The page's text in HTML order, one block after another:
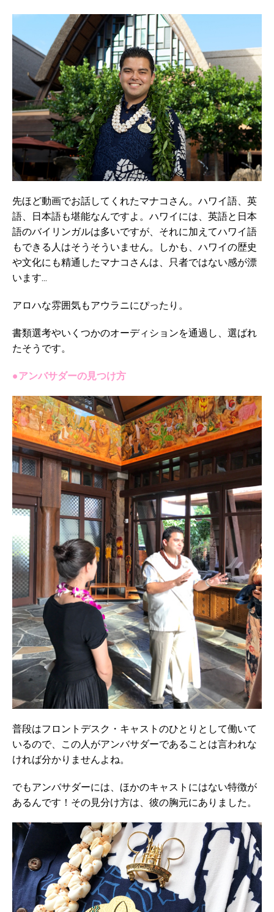
先ほど動画でお話してくれたマナコさん。ハワイ語、英
語、日本語も堪能なんですよ。ハワイには、英語と日本
語のバイリンガルは多いですが、それに加えてハワイ語
もできる人はそうそういません。しかも、ハワイの歴史
や文化にも精通したマナコさんは、只者ではない感が漂
います...
アロハな雰囲気もアウラニにぴったり。
書類選考やいくつかのオーディションを通過し、選ばれ
たそうです。
●アンバサダーの見つけ方
普段はフロントデスク・キャストのひとりとして働いて
いるので、この人がアンバサダーであることは言われな
ければ分かりませんよね。
でもアンバサダーには、ほかのキャストにはない特徴が
あるんです！その見分け方は、彼の胸元にありました。